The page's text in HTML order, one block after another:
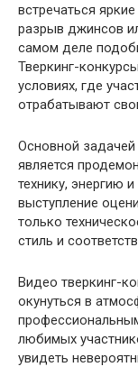
встречаться
разрыв джинсов
самом деле
Тверкинг-
условиях, где
отрабатывают
Основной задачей
является
технику, энергию
выступление
только
стиль и
Видео тверкинг-
окунуться в
любимых
увидеть